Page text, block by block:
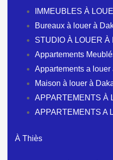
IMMEUBLES À
Bureaux à louer à
STUDIO À LOUER À
Appartements
Appartements a louer
Maison à louer à
APPARTEMENTS À
APPARTEMENTS A
À Thiès